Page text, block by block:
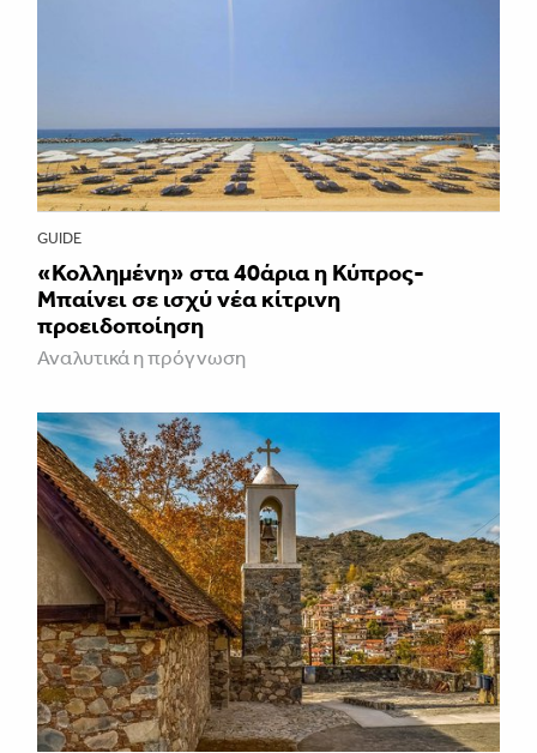
GUIDE
«Κολλημένη» στα 40άρια η Κύπρος-
Μπαίνει σε ισχύ νέα κίτρινη
προειδοποίηση
Αναλυτικά η πρόγνωση